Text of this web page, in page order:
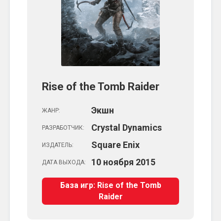
Rise of the Tomb Raider
ЖАНР: Экшн
РАЗРАБОТЧИК: Crystal Dynamics
ИЗДАТЕЛЬ: Square Enix
ДАТА ВЫХОДА: 10 ноября 2015
База игр: Rise of the Tomb
Raider